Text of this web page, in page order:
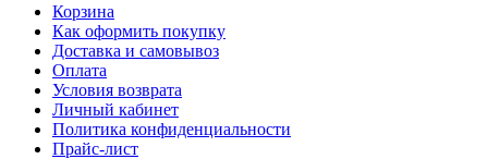
Корзина
Как оформить покупку
Доставка и самовывоз
Оплата
Условия возврата
Личный кабинет
Политика конфиденциальности
Прайс-лист